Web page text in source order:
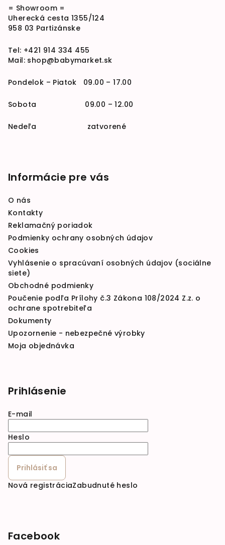
= Showroom =
Uherecká cesta 1355/124
958 03 Partizánske
Tel: +421 914 334 455
Mail: shop@babymarket.sk
Pondelok – Piatok 09.00 – 17.00
Sobota 09.00 – 12.00
Nedeľa zatvorené
Informácie pre vás
O nás
Kontakty
Reklamačný poriadok
Podmienky ochrany osobných údajov
Cookies
Vyhlásenie o spracúvaní osobných údajov (sociálne
siete)
Obchodné podmienky
Poučenie podľa Prílohy č.3 Zákona 108/2024 Z.z. o
ochrane spotrebiteľa
Dokumenty
Upozornenie - nebezpečné výrobky
Moja objednávka
Prihlásenie
E-mail
Heslo
Prihlásiť sa
Nová registráciaZabudnuté heslo
Facebook